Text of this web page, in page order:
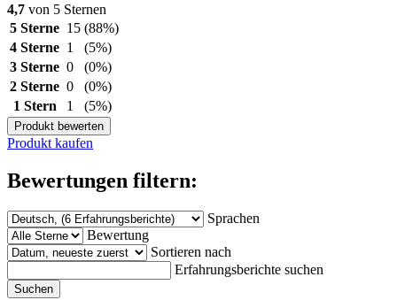
4,7 von 5 Sternen
5 Sterne 15 (88%)
4 Sterne 1
(5%)
3 Sterne 0
(0%)
2 Sterne 0
(0%)
1 Stern
1 (5%)
Produkt bewerten
Produkt kaufen
Bewertungen filtern:
Sprachen
Bewertung
Sortieren nach
Erfahrungsberichte suchen
Suchen